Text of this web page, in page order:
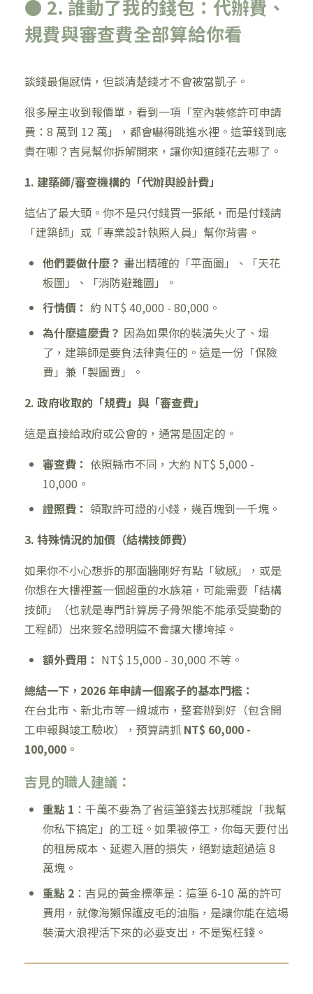
● 2. 誰動了我的錢包：代辦費、
規費與審查費全部算給你看
談錢最傷感情，但談清楚錢才不會被當凱子。
很多屋主收到報價單，看到一項「室內裝修許可申請
費：8 萬到 12 萬」，都會嚇得跳進水裡。這筆錢到底
貴在哪？吉見幫你拆解開來，讓你知道錢花去哪了。
1. 建築師/審查機構的「代辦與設計費」
這佔了最大頭。你不是只付錢買一張紙，而是付錢請
「建築師」或「專業設計執照人員」幫你背書。
他們要做什麼？ 畫出精確的「平面圖」、「天花
板圖」、「消防避難圖」。
行情價： 約 NT$ 40,000 - 80,000。
為什麼這麼貴？ 因為如果你的裝潢失火了、塌
了，建築師是要負法律責任的。這是一份「保險
費」兼「製圖費」。
2. 政府收取的「規費」與「審查費」
這是直接給政府或公會的，通常是固定的。
審查費： 依照縣市不同，大約 NT$ 5,000 -
10,000。
證照費： 領取許可證的小錢，幾百塊到一千塊。
3. 特殊情況的加價（結構技師費）
如果你不小心想拆的那面牆剛好有點「敏感」，或是
你想在大樓裡蓋一個超重的水族箱，可能需要「結構
技師」（也就是專門計算房子骨架能不能承受變動的
工程師）出來簽名證明這不會讓大樓垮掉。
額外費用： NT$ 15,000 - 30,000 不等。
總結一下，2026 年申請一個案子的基本門檻：
在台北市、新北市等一線城市，整套辦到好（包含開
工申報與竣工驗收），預算請抓 NT$ 60,000 -
100,000 。
吉見的職人建議：
重點 1 ：千萬不要為了省這筆錢去找那種說「我幫
你私下搞定」的工班。如果被停工，你每天要付出
的租房成本、延遲入厝的損失，絕對遠超過這 8
萬塊。
重點 2：吉見的黃金標準是：這筆 6-10 萬的許可
費用，就像海獺保護皮毛的油脂，是讓你能在這場
裝潢大浪裡活下來的必要支出，不是冤枉錢。